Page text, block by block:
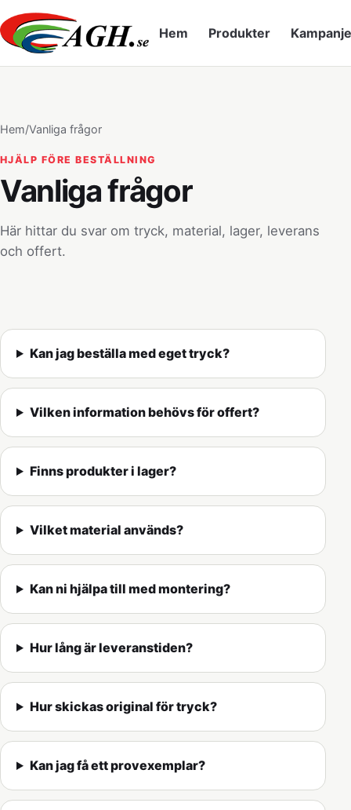
Hem Produkter
Hem/Vanliga frågor
HJÄLP FÖRE BESTÄLLNING
Vanliga frågor
Här hittar du svar om tryck, material, lager, leverans
och offert.
Kan jag beställa med eget tryck?
Vilken information behövs för offert?
Finns produkter i lager?
Vilket material används?
Kan ni hjälpa till med montering?
Hur lång är leveranstiden?
Hur skickas original för tryck?
Kan jag få ett provexemplar?